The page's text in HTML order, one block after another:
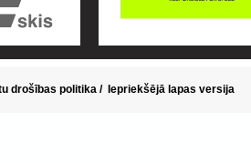
drošības politika / Iepriekšējā lapas versija